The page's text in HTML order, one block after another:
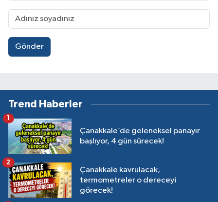
Gönder
Trend Haberler
Çanakkale’de geleneksel panayır
başlıyor, 4 gün sürecek!
1
Çanakkale kavrulacak,
termometreler o dereceyi
görecek!
2